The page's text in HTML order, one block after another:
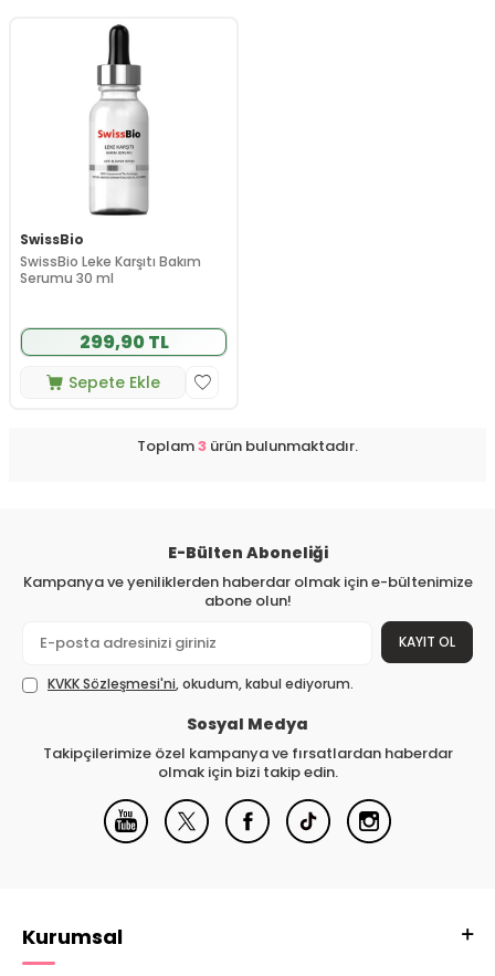
SwissBio
SwissBio Leke Karşıtı Bakım
Serumu 30 ml
299,90 TL
Sepete Ekle
Toplam3 ürün bulunmaktadır.
E-Bülten Aboneliği
Kampanya ve yeniliklerden haberdar olmak için e-bültenimize
abone olun!
KAYIT OL
KVKK Sözleşmesi'ni, okudum, kabul ediyorum.
Sosyal Medya
Takipçilerimize özel kampanya ve fırsatlardan haberdar
olmak için bizi takip edin.
Kurumsal